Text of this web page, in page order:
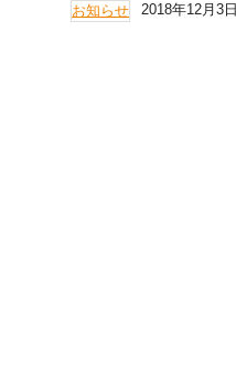
2018年12月3日
お知らせ